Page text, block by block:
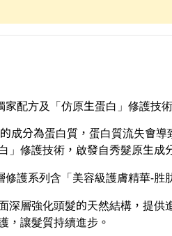
家配方及「仿原生蛋白」修護技術
成分為蛋白質，蛋白質流失會
」修護技術，啟發自秀髮原生成
修護系列含「美容級護膚精華-胜
深層強化頭髮的天然結構，提供
，讓髮質持續進步。